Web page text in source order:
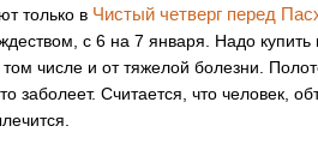
только в Чистый четверг перед
с 6 на 7 января. Надо купить
числе и от тяжелой болезни.
заболеет. Считается, что человек,